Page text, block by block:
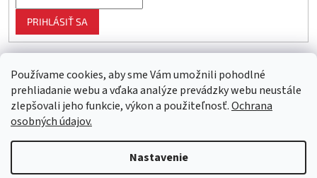
Používame cookies, aby sme Vám umožnili pohodlné
prehliadanie webu a vďaka analýze prevádzky webu neustále
zlepšovali jeho funkcie, výkon a použiteľnosť.Ochrana
osobných údajov.
Nastavenie
PRIHLÁSIŤ SA
Vytvoril Shoptet